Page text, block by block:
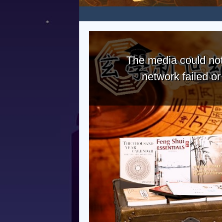
The media could
network failed